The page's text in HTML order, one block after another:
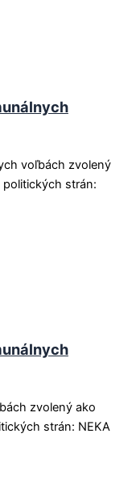
voľbách zvolený
strán:
zvolený ako
strán: NEKA